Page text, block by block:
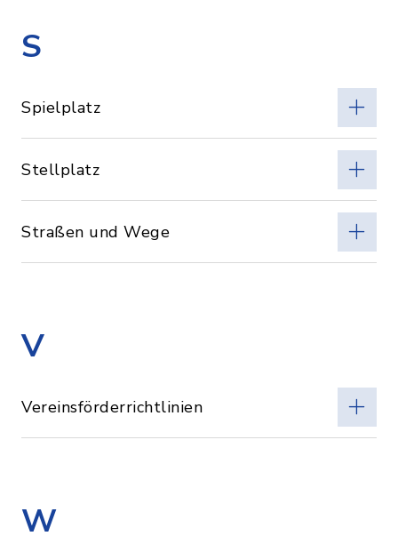
S
Spielplatz
Stellplatz
Straßen und Wege
V
Vereinsförderrichtlinien
W